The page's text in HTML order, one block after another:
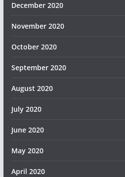
December 2020
November 2020
October 2020
September 2020
August 2020
July 2020
June 2020
May 2020
April 2020